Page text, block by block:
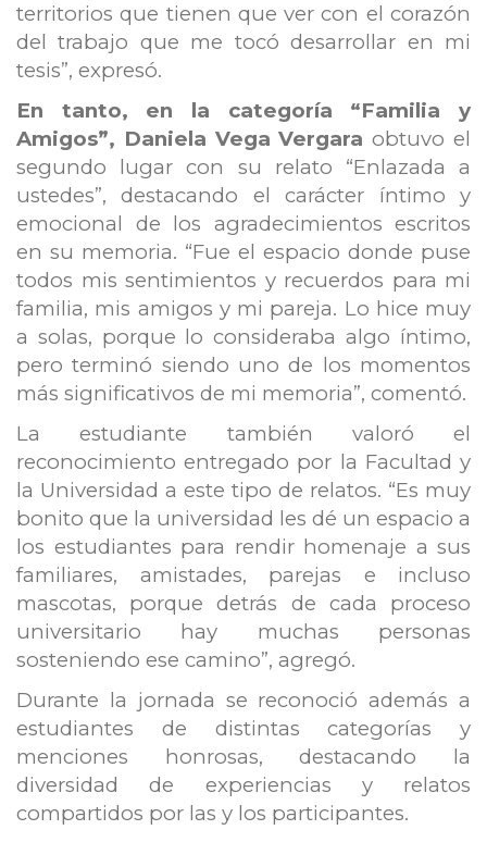
territorios que tienen que ver con el corazón
del trabajo que me tocó desarrollar en mi
tesis”, expresó.
En tanto, en la categoría “Familia y
Amigos”, Daniela Vega Vergara obtuvo el
segundo lugar con su relato “Enlazada a
ustedes”, destacando el carácter íntimo y
emocional de los agradecimientos escritos
en su memoria. “Fue el espacio donde puse
todos mis sentimientos y recuerdos para mi
familia, mis amigos y mi pareja. Lo hice muy
a solas, porque lo consideraba algo íntimo,
pero terminó siendo uno de los momentos
más significativos de mi memoria”, comentó.
La estudiante también valoró el
reconocimiento entregado por la Facultad y
la Universidad a este tipo de relatos. “Es muy
bonito que la universidad les dé un espacio a
los estudiantes para rendir homenaje a sus
familiares, amistades, parejas e incluso
mascotas, porque detrás de cada proceso
universitario hay muchas personas
sosteniendo ese camino”, agregó.
Durante la jornada se reconoció además a
estudiantes de distintas categorías y
menciones honrosas, destacando la
diversidad de experiencias y relatos
compartidos por las y los participantes.